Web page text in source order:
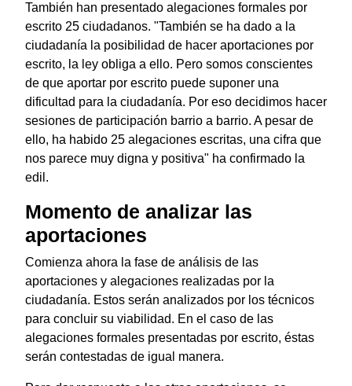
También han presentado alegaciones formales por
escrito 25 ciudadanos. "También se ha dado a la
ciudadanía la posibilidad de hacer aportaciones por
escrito, la ley obliga a ello. Pero somos conscientes
de que aportar por escrito puede suponer una
dificultad para la ciudadanía. Por eso decidimos hacer
sesiones de participación barrio a barrio. A pesar de
ello, ha habido 25 alegaciones escritas, una cifra que
nos parece muy digna y positiva" ha confirmado la
edil.
Momento de analizar las
aportaciones
Comienza ahora la fase de análisis de las
aportaciones y alegaciones realizadas por la
ciudadanía. Estos serán analizados por los técnicos
para concluir su viabilidad. En el caso de las
alegaciones formales presentadas por escrito, éstas
serán contestadas de igual manera.